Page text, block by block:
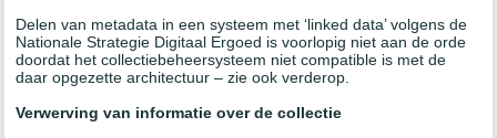
Delen van metadata in een systeem met ‘linked data’ volgens de
Nationale Strategie Digitaal Ergoed is voorlopig niet aan de orde
doordat het collectiebeheersysteem niet compatible is met de
daar opgezette architectuur – zie ook verderop.
Verwerving van informatie over de collectie